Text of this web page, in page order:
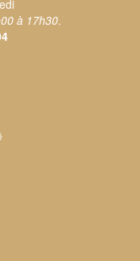
à 17h30.